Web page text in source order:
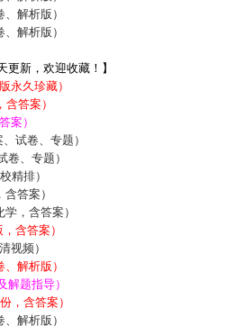
解析版）
解析版）
新，欢迎收藏！】
永久珍藏）
答案）
案）
试卷、专题）
、专题）
精排）
答案）
，含答案）
含答案）
视频）
解析版）
题指导）
，含答案）
解析版）